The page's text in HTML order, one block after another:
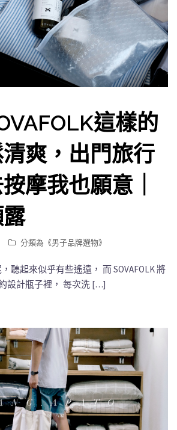
這樣的
爽，出門旅行
摩我也願意｜
分類為《男子品牌選物》
聽起來似乎有些遙遠， 而 SOVAFOLK 將
設計瓶子裡， 每次洗 […]